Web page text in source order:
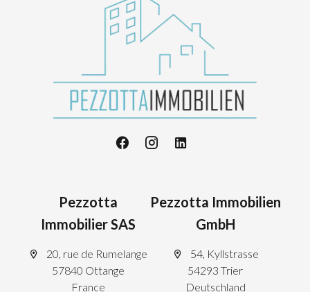
Pezzotta
Immobilier SAS
20, rue de Rumelange
57840 Ottange
France
Pezzotta Immobilien
GmbH
54, Kyllstrasse
54293 Trier
Deutschland